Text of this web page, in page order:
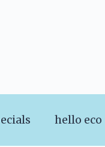
hello eco